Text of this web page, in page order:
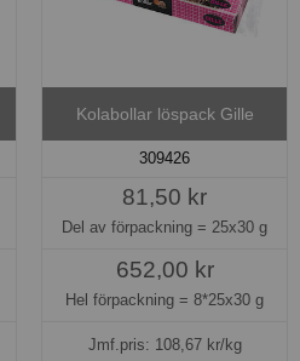
Kolabollar löspack Gille
309426
81,50 kr
Del av förpackning = 25x30 g
652,00 kr
Hel förpackning = 8*25x30 g
Jmf.pris: 108,67kr/kg